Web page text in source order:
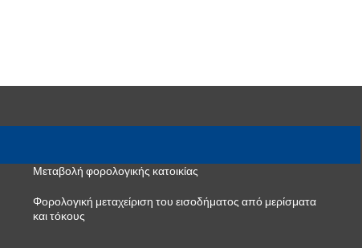
Μεταβολή φορολογικής κατοικίας
Φορολογική μεταχείριση του εισοδήματος από μερίσματα
και τόκους